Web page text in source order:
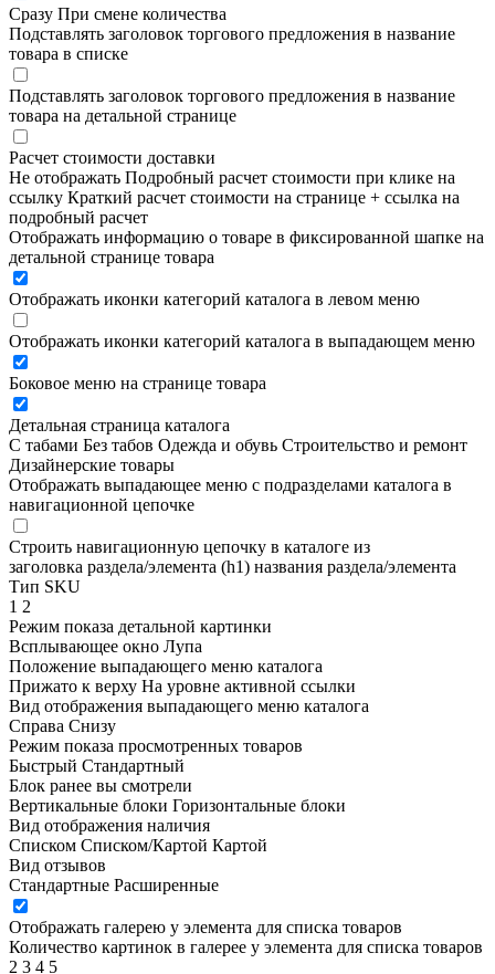
Сразу При смене количества
Подставлять заголовок торгового предложения в название
товара в списке
Подставлять заголовок торгового предложения в название
товара на детальной странице
Расчет стоимости доставки
Не отображать Подробный расчет стоимости при клике на
ссылку Краткий расчет стоимости на странице + ссылка на
подробный расчет
Отображать информацию о товаре в фиксированной шапке на
детальной странице товара
Отображать иконки категорий каталога в левом меню
Отображать иконки категорий каталога в выпадающем меню
Боковое меню на странице товара
Детальная страница каталога
С табами Без табов Одежда и обувь Строительство и ремонт
Дизайнерские товары
Отображать выпадающее меню с подразделами каталога в
навигационной цепочке
Строить навигационную цепочку в каталоге из
заголовка раздела/элемента (h1) названия раздела/элемента
Тип SKU
1 2
Режим показа детальной картинки
Всплывающее окно Лупа
Положение выпадающего меню каталога
Прижато к верху На уровне активной ссылки
Вид отображения выпадающего меню каталога
Справа Снизу
Режим показа просмотренных товаров
Быстрый Стандартный
Блок ранее вы смотрели
Вертикальные блоки Горизонтальные блоки
Вид отображения наличия
Списком Списком/Картой Картой
Вид отзывов
Стандартные Расширенные
Отображать галерею у элемента для списка товаров
Количество картинок в галерее у элемента для списка товаров
2 3 4 5